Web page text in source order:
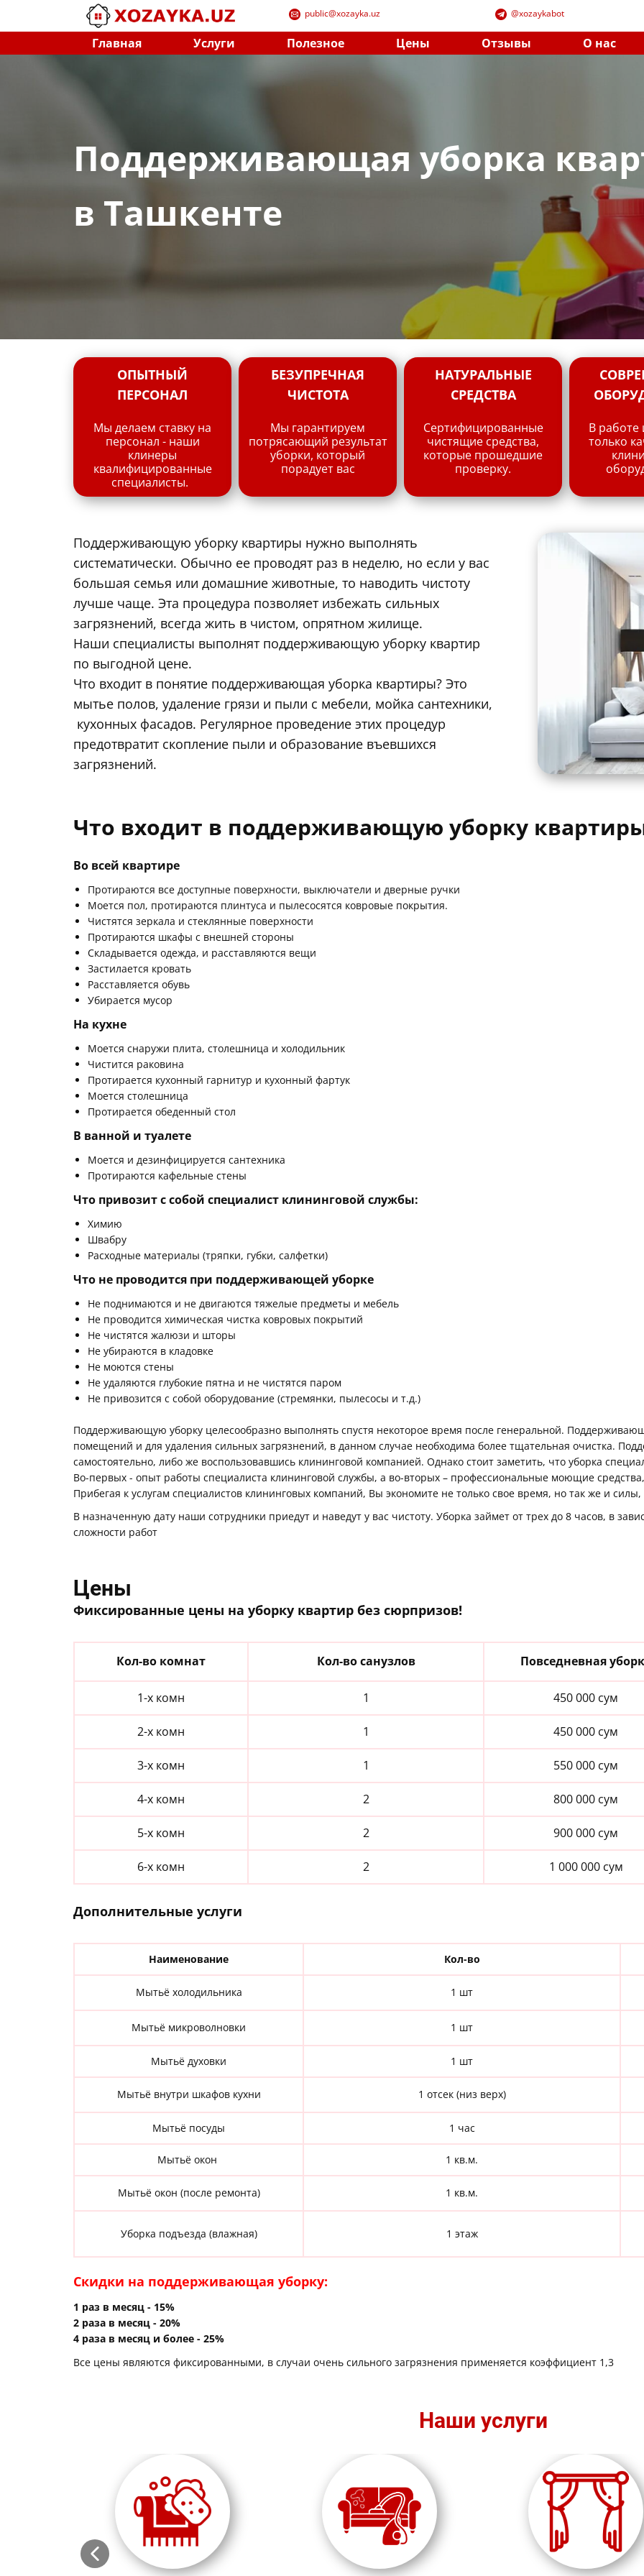
​public@xozayka.uz ​@xozayk​abot
Главная Услуги Полезное Цены Отзывы О нас
Поддерживающая уборка
в Ташкенте
ОПЫТНЫЙ
ПЕРСОНАЛ
Мы делаем ставку на
персонал - наши
клинеры
квалифицированные
специалисты.
БЕЗУПРЕЧНАЯ
ЧИСТОТА
Мы гарантируем
потрясающий результат
уборки, который
порадует вас
НАТУРАЛЬНЫЕ
СРЕДСТВА
Сертифицированные
чистящие средства,
которые прошедшие
проверку.
В работе
только
Поддерживающую уборку квартиры нужно выполнять
систематически. Обычно ее проводят раз в неделю, но если у вас
большая семья или домашние животные, то наводить чистоту
лучше чаще. Эта процедура позволяет избежать сильных
загрязнений, всегда жить в чистом, опрятном жилище.
Наши специалисты выполнят поддерживающую уборку квартир
по выгодной цене.
Что входит в понятие поддерживающая уборка квартиры? Это
мытье полов, удаление грязи и пыли с мебели, мойка сантехники,
кухонных фасадов. Регулярное проведение этих процедур
предотвратит скопление пыли и образование въевшихся
загрязнений.
Что входит в поддерживающую уборку
Во всей квартире
Протираются все доступные поверхности, выключатели и дверные ручки
Моется пол, протираются плинтуса и пылесосятся ковровые покрытия.
Чистятся зеркала и стеклянные поверхности
Протираются шкафы с внешней стороны
Складывается одежда, и расставляются вещи
Застилается кровать
Расставляется обувь
Убирается мусор
На кухне
Моется снаружи плита, столешница и холодильник
Чистится раковина
Протирается кухонный гарнитур и кухонный фартук
Моется столешница
Протирается обеденный стол
В ванной и туалете
Моется и дезинфицируется сантехника
Протираются кафельные стены
Что привозит с собой специалист клининговой службы:
Химию
Швабру
Расходные материалы (тряпки, губки, салфетки)
Что не проводится при поддерживающей уборке
Не поднимаются и не двигаются тяжелые предметы и мебель
Не проводится химическая чистка ковровых покрытий
Не чистятся жалюзи и шторы
Не убираются в кладовке
Не моются стены
Не удаляются глубокие пятна и не чистятся паром
Не привозится с собой оборудование (стремянки, пылесосы и т.д.)
Поддерживающую уборку целесообразно выполнять спустя некоторое время после генеральной.
помещений и для удаления сильных загрязнений, в данном случае необходима более тщательная очистка.
самостоятельно, либо же воспользовавшись клининговой компанией. Однако стоит заметить, что уборка
Во-первых - опыт работы специалиста клининговой службы, а во-вторых – профессиональные моющие
Прибегая к услугам специалистов клининговых компаний, Вы экономите не только свое время, но так же и
В назначенную дату наши сотрудники приедут и наведут у вас чистоту. Уборка займет от трех до 8 часов, в
сложности работ
Цены
Фиксированные цены на уборку квартир без сюрпризов!
Кол-во комнат Кол-во санузлов Повседневная
1-х комн 1 450 000 сум
2-х комн 1 450 000 сум
3-х комн 1 550 000 сум
4-х комн 2 800 000 сум
5-х комн 2 900 000 сум
6-х комн 2 1 000 000 сум
Дополнительные услуги
Наименование Кол-во
Мытьё холодильника 1 шт
Мытьё микроволновки 1 шт
Мытьё духовки 1 шт
Мытьё внутри шкафов кухни 1 отсек (низ верх)
Мытьё посуды 1 час
Мытьё окон 1 кв.м.
Мытьё окон (после ремонта) 1 кв.м.
Уборка подъезда (влажная) 1 этаж
Скидки на ​поддерживающая уборку:
1 раз в месяц - 15%
2 раза в месяц - 20%
4 раза в месяц и более - 25%
Все цены являются фиксированными, в случаи очень сильного загрязнения применяется коэффициент 1,3
Наши услуги